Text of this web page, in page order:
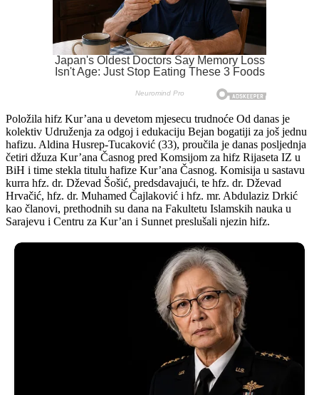
Položila hifz Kur’ana u devetom mjesecu trudnoće Od danas je
kolektiv Udruženja za odgoj i edukaciju Bejan bogatiji za još jednu
hafizu. Aldina Husrep-Tucaković (33), proučila je danas posljednja
četiri džuza Kur’ana Časnog pred Komsijom za hifz Rijaseta IZ u
BiH i time stekla titulu hafize Kur’ana Časnog. Komisija u sastavu
kurra hfz. dr. Dževad Šošić, predsdavajući, te hfz. dr. Dževad
Hrvačić, hfz. dr. Muhamed Čajlaković i hfz. mr. Abdulaziz Drkić
kao članovi, prethodnih su dana na Fakultetu Islamskih nauka u
Sarajevu i Centru za Kur’an i Sunnet preslušali njezin hifz.